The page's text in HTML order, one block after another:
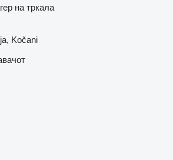
на тркала
Kočani